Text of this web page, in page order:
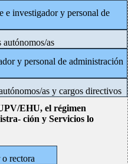
e investigador y personal de
as
y personal de administración
as y cargos directivos
EHU, el régimen
ción y Servicios lo
rectora